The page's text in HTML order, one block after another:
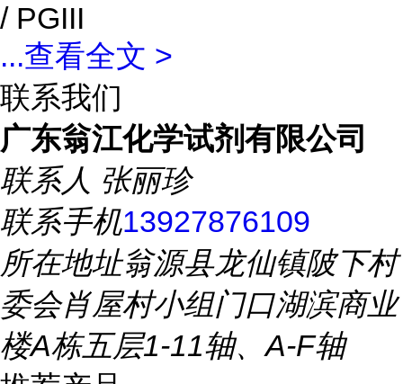
/ PGIII
...查看全文 >
联系我们
广东翁江化学试剂有限公司
联系人 张丽珍
联系手机13927876109
所在地址翁源县龙仙镇陂下村
委会肖屋村小组门口湖滨商业
楼A栋五层1-11轴、A-F轴